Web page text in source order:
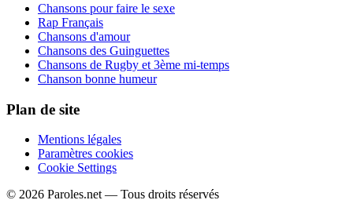
Chansons pour faire le sexe
Rap Français
Chansons d'amour
Chansons des Guinguettes
Chansons de Rugby et 3ème mi-temps
Chanson bonne humeur
Plan de site
Mentions légales
Paramètres cookies
Cookie Settings
© 2026 Paroles.net — Tous droits réservés